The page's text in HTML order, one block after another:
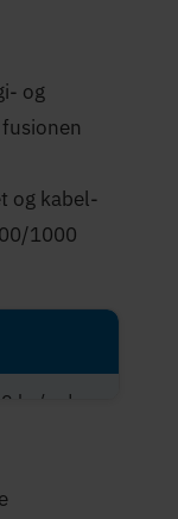
og
og kabel-
1000
kr./md.